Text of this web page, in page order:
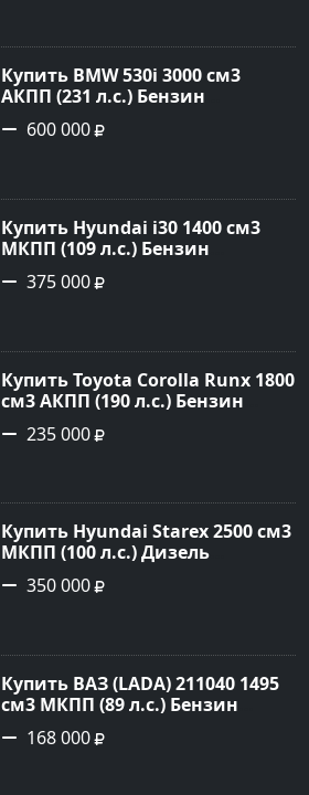
сайте Авторынок23
Купить BMW 530i 3000 см3
АКПП (231 л.с.) Бензин
инжектор в Новороссийск:
цвет серый Седан 2004 года по
Авторынок23
600 000
Купить Hyundai i30 1400 см3
МКПП (109 л.с.) Бензин
инжектор в Кропоткин: цвет
белый Хетчбэк 2011 года по
Авторынок23
375 000
Купить Toyota Corolla Runx 1800
см3 АКПП (190 л.с.) Бензин
инжектор в Тихорецк: цвет
Серый Хетчбэк 2002 года по
Авторынок23
235 000
Купить Hyundai Starex 2500 см3
МКПП (100 л.с.) Дизель
турбонаддув в Краснодар:
цвет белый Фургон 2014 года
Авторынок23
350 000
Купить ВАЗ (LADA) 211040 1495
см3 МКПП (89 л.с.) Бензин
инжектор в Краснодвр: цвет
Черный Седан 2007 года по
168 000